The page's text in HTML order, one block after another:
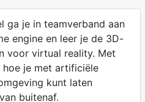
ga je in teamverband aan
engine en leer je de 3D-
voor virtual reality. Met
hoe je met artificiële
kunt laten
buitenaf.